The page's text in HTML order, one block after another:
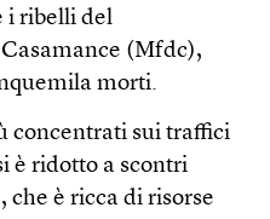
i ribelli del
(Mfdc),
morti.
concentrati sui traffici
è ridotto a scontri
che è ricca di risorse